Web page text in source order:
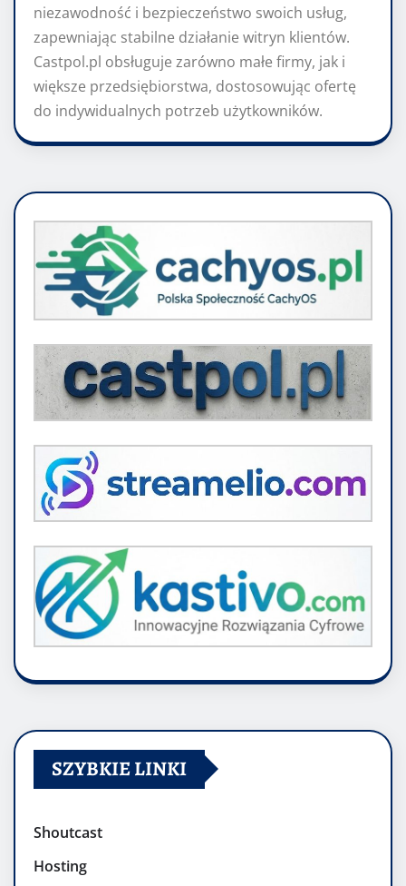
niezawodność i bezpieczeństwo swoich usług,
zapewniając stabilne działanie witryn klientów.
Castpol.pl obsługuje zarówno małe firmy, jak i
większe przedsiębiorstwa, dostosowując ofertę
do indywidualnych potrzeb użytkowników.
SZYBKIE LINKI
Shoutcast
Hosting